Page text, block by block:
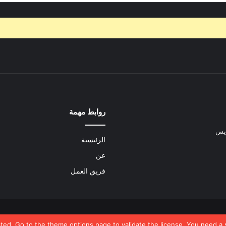
روابط مهمة
الرئيسية
عن
فريق العمل